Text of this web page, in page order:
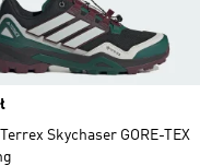
Skychaser GORE-TEX